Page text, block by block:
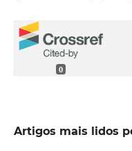
0
Artigos mais lidos